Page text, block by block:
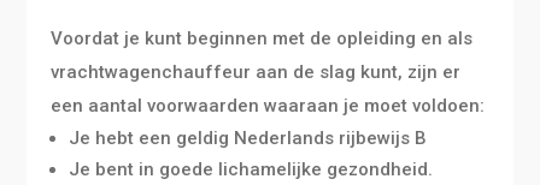
Voordat je kunt beginnen met de opleiding en als
vrachtwagenchauffeur aan de slag kunt, zijn er
een aantal voorwaarden waaraan je moet voldoen:
Je hebt een geldig Nederlands rijbewijs B
Je bent in goede lichamelijke gezondheid.